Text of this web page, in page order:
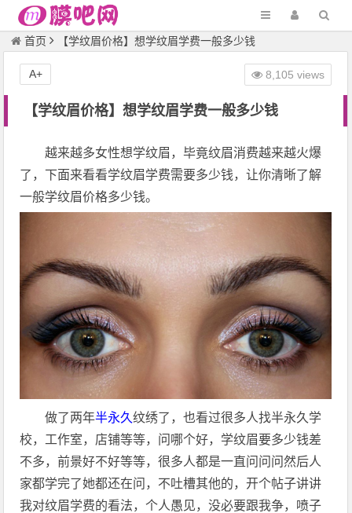
首页 【学纹眉价格】想学纹眉学费一般多少钱
【学纹眉价格】想学纹眉学费一般多少钱
越来越多女性想学纹眉，毕竟纹眉消费越来越火爆
了，下面来看看学纹眉学费需要多少钱，让你清晰了解
一般学纹眉价格多少钱。
做了两年半永久纹绣了，也看过很多人找半永久学
校，工作室，店铺等等，问哪个好，学纹眉要多少钱差
不多，前景好不好等等，很多人都是一直问问问然后人
家都学完了她都还在问，不吐槽其他的，开个帖子讲讲
我对纹眉学费的看法，个人愚见，没必要跟我争，喷子
8,105 views
A+